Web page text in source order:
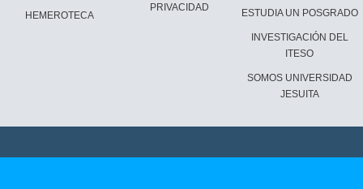
HEMEROTECA
PRIVACIDAD
ESTUDIA UN POSGRADO
INVESTIGACIÓN DEL
ITESO
SOMOS UNIVERSIDAD
JESUITA